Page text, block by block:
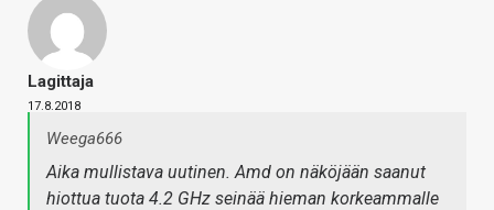
Lagittaja
17.8.2018
Weega666
Aika mullistava uutinen. Amd on näköjään saanut
hiottua tuota 4.2 GHz seinää hieman korkeammalle